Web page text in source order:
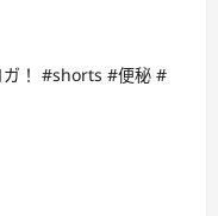
ガ！ #shorts #便秘 #